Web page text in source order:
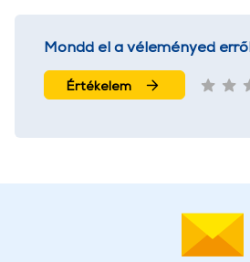
Mondd el a véleményed
Értékelem